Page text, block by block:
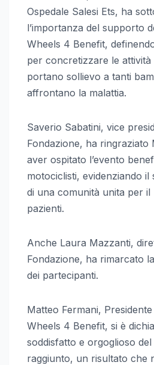
Ospedale Salesi Ets, ha
l’importanza del supporto
Wheels 4 Benefit,
per concretizzare le
portano sollievo a tanti
affrontano la malattia.
Saverio Sabatini, vice
Fondazione, ha ringraziato
aver ospitato l’evento
motociclisti, evidenziando il
di una comunità unita per il
pazienti.
Anche Laura Mazzanti,
Fondazione, ha rimarcato
dei partecipanti.
Matteo Fermani, Presidente
Wheels 4 Benefit, si è
soddisfatto e orgoglioso
raggiunto, un risultato che